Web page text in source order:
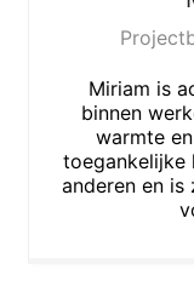
Miriam is
binnen
warmte
anderen en